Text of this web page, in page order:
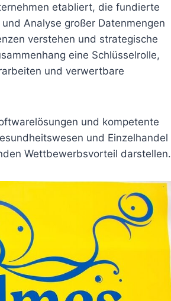
etabliert, die fundierte
Analyse großer Datenmengen
verstehen und strategische
eine Schlüsselrolle,
und verwertbare
und kompetente
und Einzelhandel
Wettbewerbsvorteil darstellen.